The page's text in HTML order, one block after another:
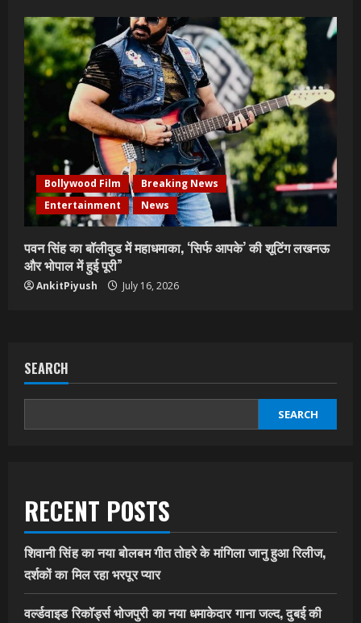
Bollywood Film
Breaking News
Entertainment
News
पवन सिंह का बॉलीवुड में महाधमाका, ‘सिर्फ आपके’ की शूटिंग लखनऊ
और भोपाल में हुई पूरी”
AnkitPiyush July 16, 2026
SEARCH
SEARCH
RECENT POSTS
शिवानी सिंह का नया बोलबम गीत तोहरे के मांगिला जानु हुआ रिलीज,
दर्शकों का मिल रहा भरपूर प्यार
वर्ल्डवाइड रिकॉर्ड्स भोजपुरी का नया धमाकेदार गाना जल्द, दुबई की